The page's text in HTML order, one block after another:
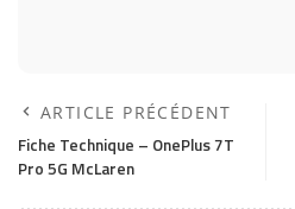
ARTICLE PRÉCÉDENT
Fiche Technique – OnePlus 7T
Pro 5G McLaren